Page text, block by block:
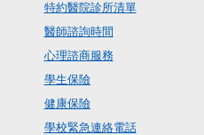
特約醫院診所清單
醫師諮詢時間
心理諮商服務
學生保險
健康保險
學校緊急連絡電話